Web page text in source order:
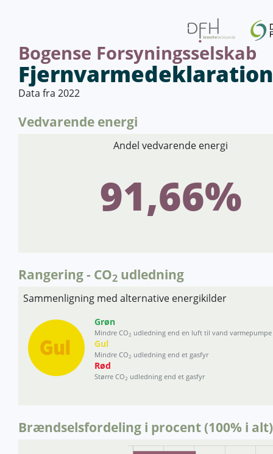
Bogense Forsyningsselskab
Data fra 2022
Vedvarende energi
Andel vedvarende energi
91,66%
Rangering - CO2 udledning
Sammenligning med alternative energikilder
Grøn
Mindre CO2 udledning end en luft til vand varmepumpe
Gul
Mindre CO2 udledning end et gasfyr
Rød
Større CO2 udledning end et gasfyr
Brændselsfordeling i procent (100% i alt)